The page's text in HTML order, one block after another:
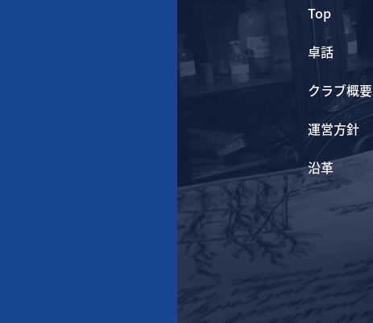
Top
卓話
クラブ概要
運営方針
沿革